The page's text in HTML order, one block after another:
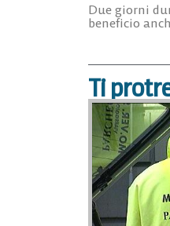
Due giorni
beneficio
Ti